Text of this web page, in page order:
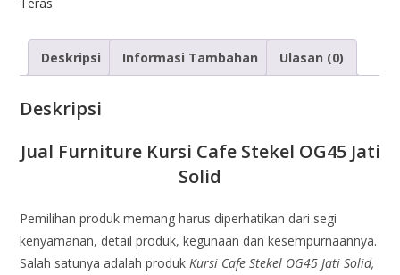
Deskripsi Informasi Tambahan Ulasan (0)
Deskripsi
Jual Furniture Kursi Cafe Stekel OG45 Jati
Solid
Pemilihan produk memang harus diperhatikan dari segi
kenyamanan, detail produk, kegunaan dan kesempurnaannya.
Salah satunya adalah produk Kursi Cafe Stekel OG45 Jati Solid,